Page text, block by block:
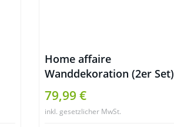
Home affaire
Wanddekoration (2er Set)
79,99 €
inkl. gesetzlicher MwSt.